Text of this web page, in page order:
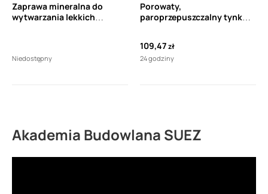
Zaprawa mineralna do
wytwarzania lekkich
Niedostępny
Porowaty,
paroprzepuszczalny tynk
109,47zł
24 godziny
Akademia Budowlana SUEZ